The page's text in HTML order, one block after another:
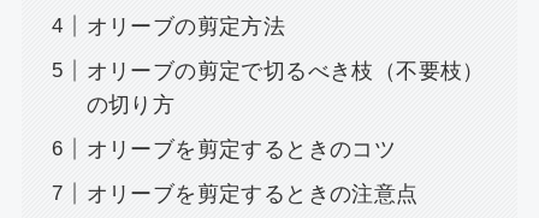
オリーブの剪定方法
オリーブの剪定で切るべき枝（不要枝）
の切り方
オリーブを剪定するときのコツ
オリーブを剪定するときの注意点